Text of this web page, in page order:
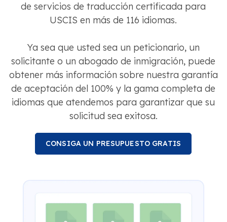
de servicios de traducción certificada para
USCIS en más de 116 idiomas.
Ya sea que usted sea un peticionario, un
solicitante o un abogado de inmigración, puede
obtener más información sobre nuestra garantía
de aceptación del 100% y la gama completa de
idiomas que atendemos para garantizar que su
solicitud sea exitosa.
CONSIGA UN PRESUPUESTO GRATIS